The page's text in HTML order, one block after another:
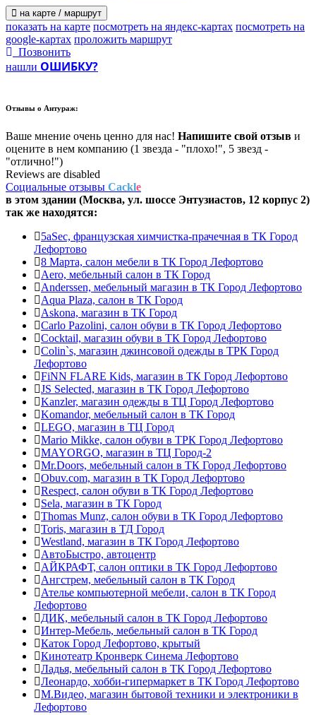
на карте / маршрут
показать на карте посмотреть на яндекс-картах посмотреть на
google-картах проложить маршрут
Позвонить
нашли ОШИБКУ?
Отзывы о Антураж:
Ваше мнение очень ценно для нас! Напишите свой отзыв и
оцените в нем компанию (1 звезда - "плохо!", 5 звезд -
"отлично!")
Reviews are disabled
Социальные отзывы Cackle
в этом здании (Москва, ул. шоссе Энтузиастов, 12 корпус 2)
так же находятся:
5aSec, французская химчистка-прачечная в ТК Город
Лефортово
8 Марта, салон мебели в ТК Город Лефортово
Aero, мебельный салон в ТК Город
Anderssen, мебельный магазин в ТК Город Лефортово
Aqua Plaza, салон в ТК Город
Askona, магазин в ТК Город
Carlo Pazolini, салон обуви в ТК Город Лефортово
Cocktail, магазин обуви в ТК Город Лефортово
Colin`s, магазин джинсовой одежды в ТРК Город
Лефортово
FiNN FLARE Kids, магазин в ТК Город Лефортово
JS Selected, магазин в ТК Город Лефортово
Kanzler, магазин одежды в ТЦ Город Лефортово
Komandor, мебельный салон в ТК Город
LEGO, магазин в ТЦ Город
Mario Mikke, салон обуви в ТРК Город Лефортово
MAYORGO, магазин в ТЦ Город-2
Mr.Doors, мебельный салон в ТК Город Лефортово
Obuv.com, магазин в ТК Город Лефортово
Respect, салон обуви в ТК Город Лефортово
Sela, магазин в ТК Город
Thomas Munz, салон обуви в ТК Город Лефортово
Toris, магазин в ТД Город
Westland, магазин в ТК Город Лефортово
АвтоБыстро, автоцентр
АЙКРАФТ, салон оптики в ТК Город Лефортово
Ангстрем, мебельный салон в ТК Город
Ателье компьютерной мебели, салон в ТК Город
Лефортово
ДИК, мебельный салон в ТК Город Лефортово
Интер-Мебель, мебельный салон в ТК Город
Каток Город Лефортово, крытый
Кинотеатр Кронверк Синема Лефортово
Ладья, мебельный салон в ТК Город Лефортово
Леонардо, хобби-гипермаркет в ТК Город Лефортово
М.Видео, магазин бытовой техники и электроники в
Лефортово